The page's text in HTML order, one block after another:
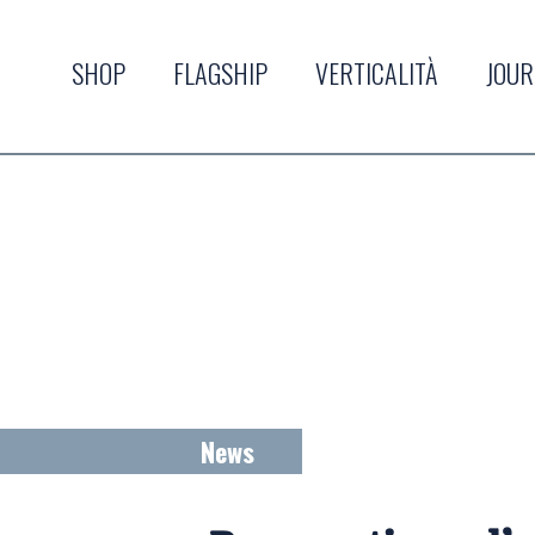
SHOP FLAGSHIP VERTICALITÀ
News